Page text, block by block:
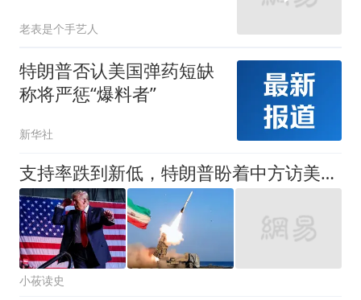
老表是个手艺人
特朗普否认美国弹药短缺
称将严惩“爆料者”
新华社
支持率跌到新低，特朗普盼着中方访美，助他中期选举扭转乾坤
小莜读史